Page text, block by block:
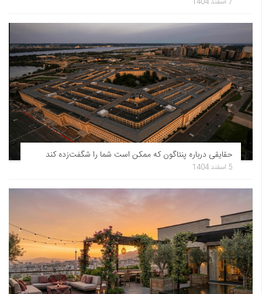
حقایقی درباره پنتاگون که ممکن است شما را شگفت‌زده کند
5 اسفند 1404